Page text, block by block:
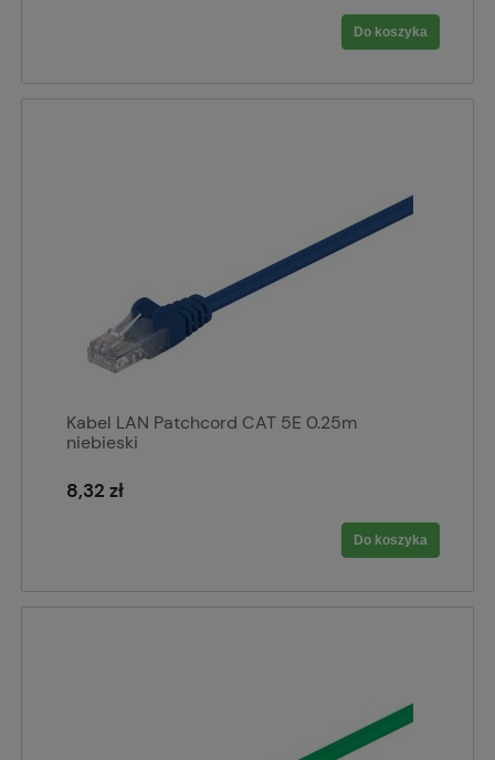
Do koszyka
Kabel LAN Patchcord CAT 5E 0.25m
niebieski
8,32 zł
Do koszyka